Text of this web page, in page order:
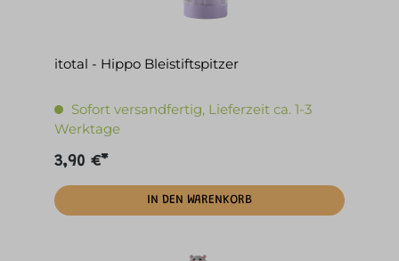
itotal - Hippo Bleistiftspitzer
Sofort versandfertig, Lieferzeit ca. 1-3
Werktage
3,90 €*
IN DEN WARENKORB